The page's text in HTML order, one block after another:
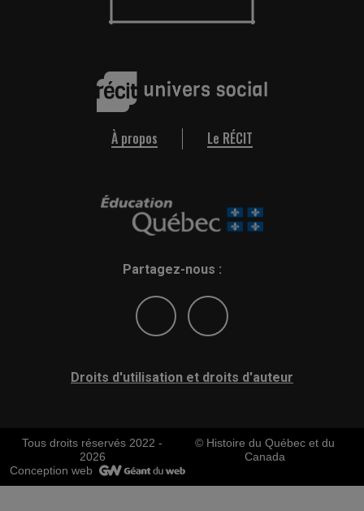
À propos Le RÉCIT
Partagez-nous :
Droits d'utilisation et droits d'auteur
Tous droits réservés 2022 -
2026
© Histoire du Québec et du
Canada
Conception web